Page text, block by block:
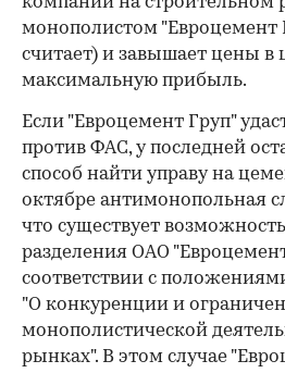
монополистом "Евроцемент
считает) и завышает цены в
максимальную прибыль.
Если "Евроцемент Груп"
против ФАС, у последней
способ найти управу на
октябре антимонопольная
что существует
разделения ОАО
соответствии с
"О конкуренции и
монополистической
рынках". В этом случае